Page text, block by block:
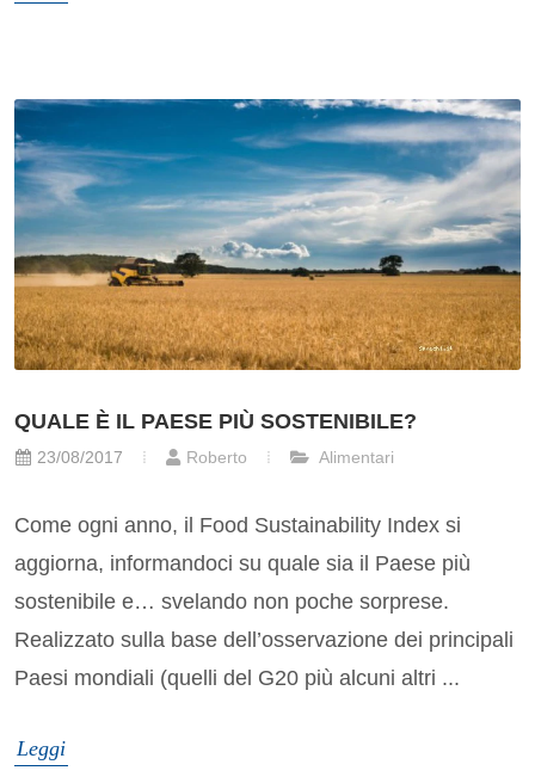
QUALE È IL PAESE PIÙ SOSTENIBILE?
23/08/2017 Roberto Alimentari
Come ogni anno, il Food Sustainability Index si
aggiorna, informandoci su quale sia il Paese più
sostenibile e… svelando non poche sorprese.
Realizzato sulla base dell’osservazione dei principali
Paesi mondiali (quelli del G20 più alcuni altri ...
Leggi